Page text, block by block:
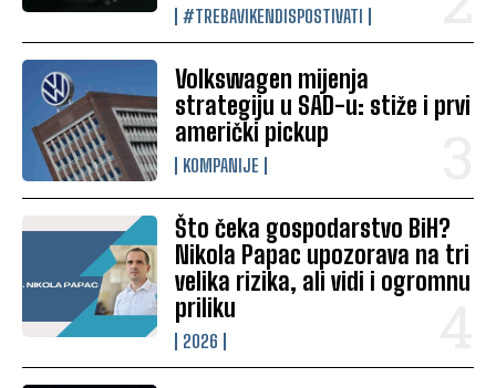
#TREBAVIKENDISPOSTIVATI
Volkswagen mijenja
strategiju u SAD-u: stiže i prvi
američki pickup
KOMPANIJE
Što čeka gospodarstvo BiH?
Nikola Papac upozorava na tri
velika rizika, ali vidi i ogromnu
priliku
2026